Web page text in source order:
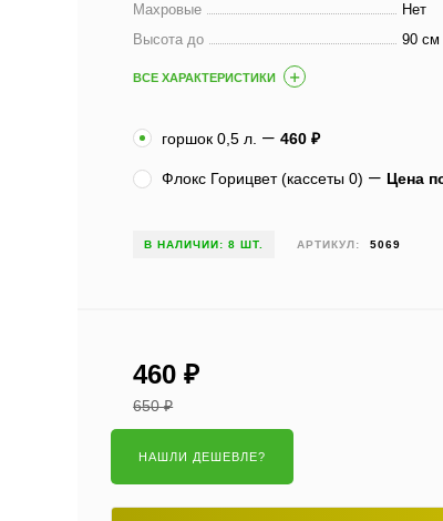
Махровые
Нет
Высота до
90 см
ВСЕ ХАРАКТЕРИСТИКИ
горшок 0,5 л. 460₽
Флокс Горицвет (кассеты 0) Цена
В НАЛИЧИИ: 8 ШТ. АРТИКУЛ: 5069
460₽
650₽